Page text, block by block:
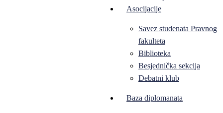
Asocijacije
Savez studenata Pravnog
fakulteta
Biblioteka
Besjednička sekcija
Debatni klub
Baza diplomanata